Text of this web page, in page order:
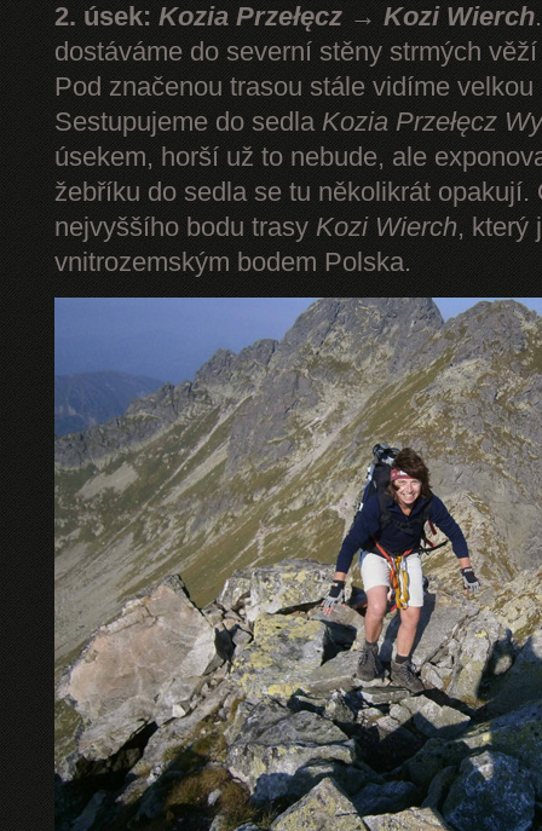
2. úsek: Kozia Przełęcz → Kozi Wierch
dostáváme do severní stěny strmých
Pod značenou trasou stále vidíme
Sestupujeme do sedla Kozia Przełęcz
úsekem, horší už to nebude, ale
žebříku do sedla se tu několikrát opakují.
nejvyššího bodu trasy Kozi Wierch, který
vnitrozemským bodem Polska.